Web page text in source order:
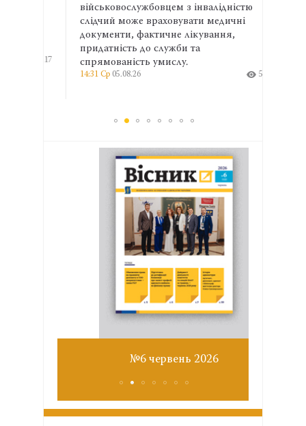
військовослужбовцем з інвалідністю
слідчий може враховувати медичні
документи, фактичне лікування,
придатність до служби та
спрямованість умислу.
14:31 Ср05.08.26 527
№6 червень 2026